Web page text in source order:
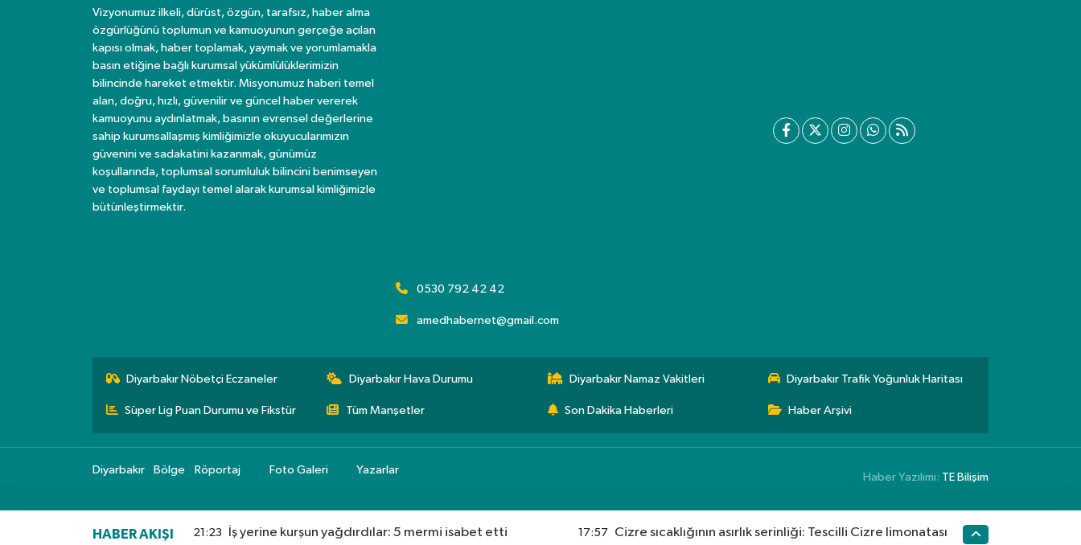
Vizyonumuz ilkeli, dürüst, özgün, tarafsız, haber alma
özgürlüğünü toplumun ve kamuoyunun gerçeğe açılan
kapısı olmak, haber toplamak, yaymak ve yorumlamakla
basın etiğine bağlı kurumsal yükümlülüklerimizin
bilincinde hareket etmektir. Misyonumuz haberi temel
alan, doğru, hızlı, güvenilir ve güncel haber vererek
kamuoyunu aydınlatmak, basının evrensel değerlerine
sahip kurumsallaşmış kimliğimizle okuyucularımızın
güvenini ve sadakatini kazanmak, günümüz
koşullarında, toplumsal sorumluluk bilincini benimseyen
ve toplumsal faydayı temel alarak kurumsal kimliğimizle
bütünleştirmektir.
0530 792 42 42
amedhabernet@gmail.com
Diyarbakır Nöbetçi Eczaneler Diyarbakır Hava Durumu Diyarbakır Namaz Vakitleri Diyarbakır Trafik Yoğunluk Haritası
Süper Lig Puan Durumu ve Fikstür Tüm Manşetler Son Dakika Haberleri Haber Arşivi
Diyarbakır Bölge Röportaj Foto Galeri Yazarlar
Haber Yazılımı: TE Bilişim
HABER AKIŞI 21:23 İş yerine kurşun yağdırdılar: 5 mermi isabet etti 17:57 Cizre sıcaklığının asırlık serinliği: Tescilli Cizre limonatası